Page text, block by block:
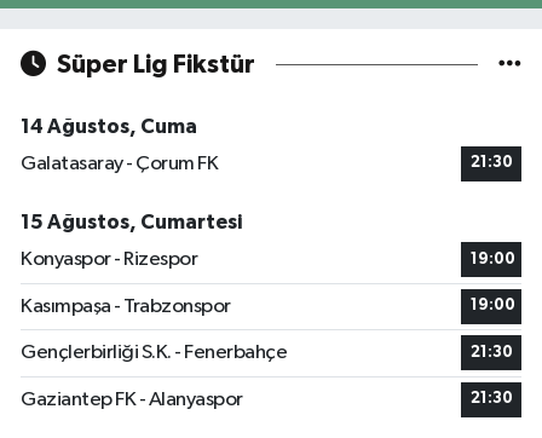
Süper Lig Fikstür
14 Ağustos, Cuma
Galatasaray - Çorum FK
21:30
15 Ağustos, Cumartesi
Konyaspor - Rizespor
19:00
Kasımpaşa - Trabzonspor 19:00
Gençlerbirliği S.K. - Fenerbahçe 21:30
Gaziantep FK - Alanyaspor 21:30